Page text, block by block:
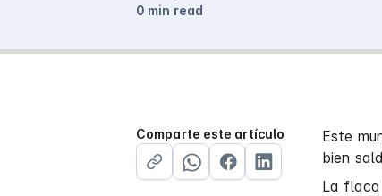
0 min read
Comparte este artículo
Este
bien
La flaca